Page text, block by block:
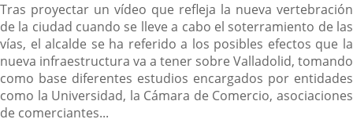
Tras proyectar un vídeo que refleja la nueva vertebración
de la ciudad cuando se lleve a cabo el soterramiento de las
vías, el alcalde se ha referido a los posibles efectos que la
nueva infraestructura va a tener sobre Valladolid, tomando
como base diferentes estudios encargados por entidades
como la Universidad, la Cámara de Comercio, asociaciones
de comerciantes...